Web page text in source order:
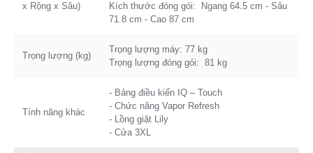
x Rộng x Sâu)
Kích thước đóng gói: Ngang 64.5 cm - Sâu
71.8 cm - Cao 87 cm
Trọng lượng (kg)
Trọng lượng máy: 77 kg
Trọng lượng đóng gói: 81 kg
Tính năng khác
- Bảng điều kiển IQ – Touch
- Chức năng Vapor Refresh
- Lồng giặt Lily
- Cửa 3XL